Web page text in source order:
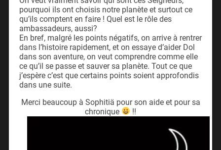
pourquoi ils ont choisis notre planète et surtout ce
qu’ils comptent en faire ! Quel est le rôle des
ambassadeurs, aussi?
En bref, malgré les points négatifs, on arrive à rentrer
dans l’histoire rapidement, et on essaye d’aider Dol
dans son aventure, on veut comprendre comme elle
ce qu’il se passe et sauver sa planète. Tout ce que
j’espère c’est que certains points soient approfondis
dans une suite.
Merci beaucoup à Sophitiä pour son aide et pour sa
chronique
!!